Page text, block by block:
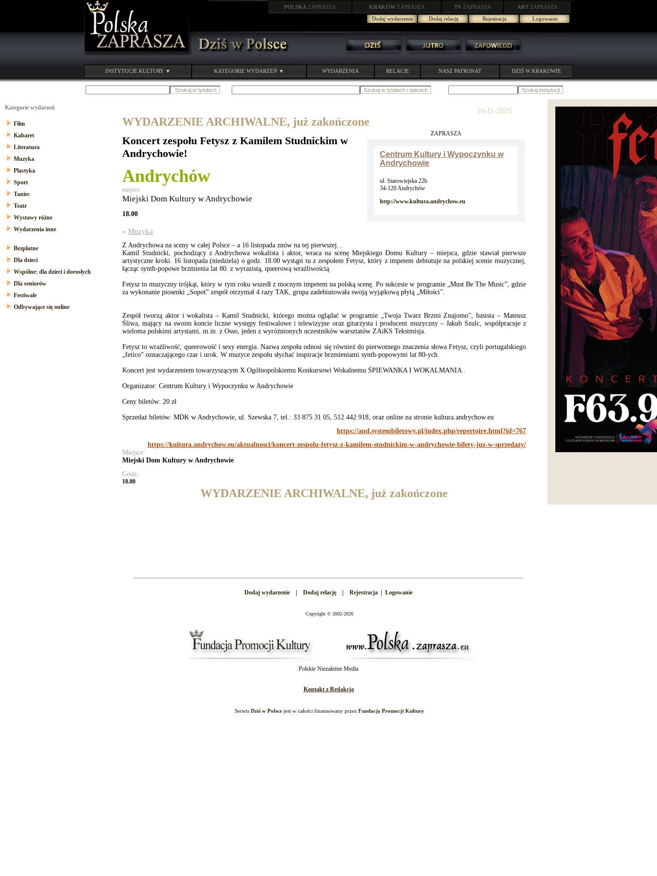
POLSKA ZAPRASZA KRAKÓW ZAPRASZA TV ZAPRASZA ART ZAPRASZA
Dodaj wydarzenie
Dodaj relację Rejestracja Logowanie
INSTYTUCJE KULTURY ▼ KATEGORIE WYDARZEŃ ▼ WYDARZENIA RELACJE NASZ PATRONAT DZIŚ W KRAKOWIE
Kategorie wydarzeń
Film
Kabaret
Literatura
Muzyka
Plastyka
Sport
Taniec
Teatr
Wystawy różne
Wydarzenia inne
Bezpłatne
Dla dzieci
Wspólne: dla dzieci i dorosłych
Dla seniorów
Festiwale
Odbywające się online
16-11-2025
WYDARZENIE ARCHIWALNE, już zakończone
Koncert zespołu Fetysz z Kamilem Studnickim w
Andrychowie!
ZAPRASZA
Centrum Kultury i Wypoczynku w
Andrychowie
ul. Starowiejska 22b
34-120 Andrychów
http://www.kultura.andrychow.eu
Andrychów
miejsce:
Miejski Dom Kultury w Andrychowie
18.00
» Muzyka
Z Andrychowa na sceny w całej Polsce – a 16 listopada znów na tej pierwszej…
Kamil Studnicki, pochodzący z Andrychowa wokalista i aktor, wraca na scenę Miejskiego Domu Kultury – miejsca, gdzie stawiał pierwsze
artystyczne kroki. 16 listopada (niedziela) o godz. 18.00 wystąpi tu z zespołem Fetysz, który z impetem debiutuje na polskiej scenie muzycznej,
łącząc synth-popowe brzmienia lat 80. z wyrazistą, queerową wrażliwością.
Fetysz to muzyczny trójkąt, który w tym roku wszedł z mocnym impetem na polską scenę. Po sukcesie w programie „Must Be The Music”, gdzie
za wykonanie piosenki „Sopot” zespół otrzymał 4 razy TAK, grupa zadebiutowała swoją wyjątkową płytą „Miłości”.
Zespół tworzą aktor i wokalista – Kamil Studnicki, którego można oglądać w programie „Twoja Twarz Brzmi Znajomo”, basista – Mateusz
Śliwa, mający na swoim koncie liczne występy festiwalowe i telewizyjne oraz gitarzysta i producent muzyczny – Jakub Szulc, współpracuje z
wieloma polskimi artystami, m.in. z Osso, jeden z wyróżnionych uczestników warsztatów ZAiKS Tekstmisja.
Fetysz to wrażliwość, queerowość i sexy energia. Nazwa zespołu odnosi się również do pierwotnego znaczenia słowa Fetysz, czyli portugalskiego
„fetico” oznaczającego czar i urok. W muzyce zespołu słychać inspiracje brzmieniami synth-popowymi lat 80-ych.
Koncert jest wydarzeniem towarzyszącym X Ogólnopolskiemu Konkursowi Wokalnemu ŚPIEWANKA I WOKALMANIA .
Organizator: Centrum Kultury i Wypoczynku w Andrychowie
Ceny biletów: 20 zł
Sprzedaż biletów: MDK w Andrychowie, ul. Szewska 7, tel.: 33 875 31 05, 512 442 918, oraz online na stronie kultura.andrychow.eu
https://and.systembiletowy.pl/index.php/repertoire.html?id=767
https://kultura.andrychow.eu/aktualnosci/koncert-zespolu-fetysz-z-kamilem-studnickim-w-andrychowie-bilety-juz-w-sprzedazy/
Miejsce:
Miejski Dom Kultury w Andrychowie
Godz.
18.00
WYDARZENIE ARCHIWALNE, już zakończone
Dodaj wydarzenie Dodaj relację Rejestracja Logowanie
Copyright ©2002-2026
Polskie Niezależne Media
Kontakt z Redakcją
Serwis Dziś w Polscejest w całości finansowany przez Fundację Promocji Kultury